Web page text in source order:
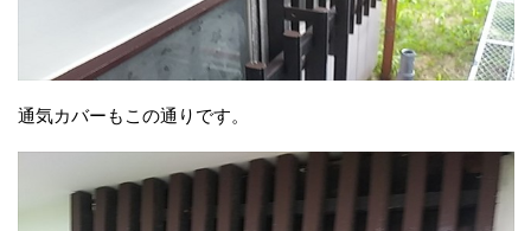
通気カバーもこの通りです。